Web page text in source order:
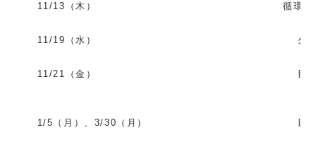
11/13（木） 循環器
11/19（水） 外
11/21（金） 眼
1/5（月）、3/30（月） 眼